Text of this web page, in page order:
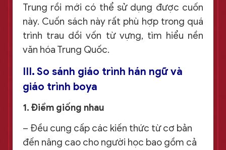
Trung rồi mới có thể sử dụng được cuốn
này. Cuốn sách này rất phù hợp trong quá
trình trau dồi vốn từ vựng, tìm hiểu nền
văn hóa Trung Quốc.
III. So sánh giáo trình hán ngữ và
giáo trình boya
1. Điểm giống nhau
– Đều cung cấp các kiến thức từ cơ bản
đến nâng cao cho người học bao gồm cả